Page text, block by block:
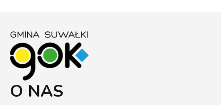
O NAS